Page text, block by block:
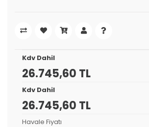
Kdv Dahil
26.745,60 TL
Kdv Dahil
26.745,60 TL
Havale Fiyatı